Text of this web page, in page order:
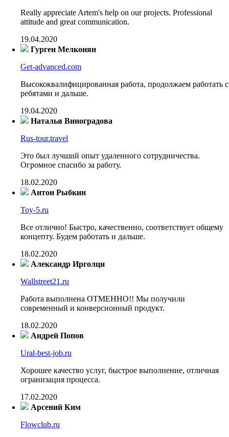
Really appreciate Artem's help on our projects. Professional
attitude and great communication.
19.04.2020
Гурген Мелконян
Get-advanced.com
Высококвалифицированная работа, продолжаем работать с
ребятами и дальше.
19.04.2020
Наталья Виноградова
Rus-tour.travel
Это был лучший опыт удаленного сотрудничества.
Огромное спасибо за работу.
18.02.2020
Антон Рыбкин
Toy-5.ru
Все отлично! Быстро, качественно, соответствует общему
концепту. Будем работать и дальше.
18.02.2020
Александр Ирголци
Wallstreet21.ru
Работа выполнена ОТМЕННО!! Мы получили
современный и конверсионный продукт.
18.02.2020
Андрей Попов
Ural-best-job.ru
Хорошее качество услуг, быстрое выполнение, отличная
огранизация процесса.
17.02.2020
Арсений Ким
Flowclub.ru